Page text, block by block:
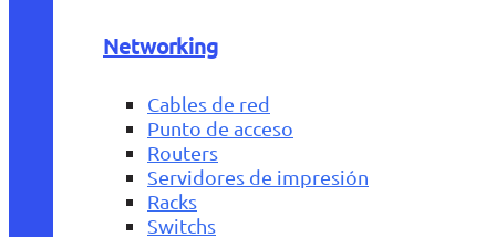
Networking
Cables de red
Punto de acceso
Routers
Servidores de impresión
Racks
Switchs